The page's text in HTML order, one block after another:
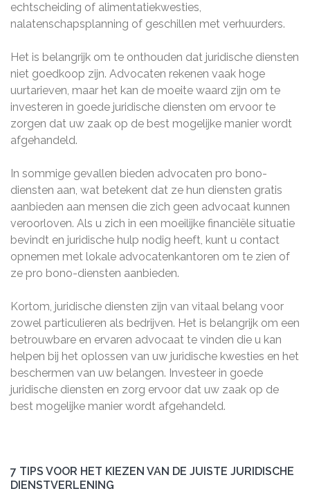
echtscheiding of alimentatiekwesties,
nalatenschapsplanning of geschillen met verhuurders.
Het is belangrijk om te onthouden dat juridische diensten
niet goedkoop zijn. Advocaten rekenen vaak hoge
uurtarieven, maar het kan de moeite waard zijn om te
investeren in goede juridische diensten om ervoor te
zorgen dat uw zaak op de best mogelijke manier wordt
afgehandeld.
In sommige gevallen bieden advocaten pro bono-
diensten aan, wat betekent dat ze hun diensten gratis
aanbieden aan mensen die zich geen advocaat kunnen
veroorloven. Als u zich in een moeilijke financiële situatie
bevindt en juridische hulp nodig heeft, kunt u contact
opnemen met lokale advocatenkantoren om te zien of
ze pro bono-diensten aanbieden.
Kortom, juridische diensten zijn van vitaal belang voor
zowel particulieren als bedrijven. Het is belangrijk om een
​​betrouwbare en ervaren advocaat te vinden die u kan
helpen bij het oplossen van uw juridische kwesties en het
beschermen van uw belangen. Investeer in goede
juridische diensten en zorg ervoor dat uw zaak op de
best mogelijke manier wordt afgehandeld.
7 TIPS VOOR HET KIEZEN VAN DE JUISTE JURIDISCHE
DIENSTVERLENING